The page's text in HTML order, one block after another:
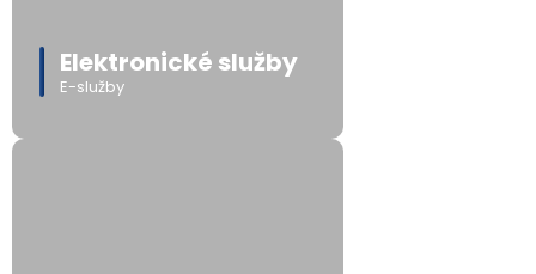
Elektronické služby
E-služby